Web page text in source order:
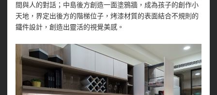
間與人的對話；中島後方創造一面塗鴉牆，成為孩子的創作小
天地，界定出後方的階梯位子，烤漆材質的表面結合不規則的
鐵件設計，創造出靈活的視覺美感。